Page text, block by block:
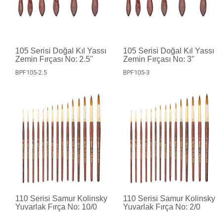
105 Serisi Doğal Kıl Yassı
Zemin Fırçası No: 2.5"
BPF105-2.5
105 Serisi Doğal Kıl Yassı
Zemin Fırçası No: 3"
BPF105-3
110 Serisi Samur Kolinsky
Yuvarlak Fırça No: 10/0
110 Serisi Samur Kolinsky
Yuvarlak Fırça No: 2/0